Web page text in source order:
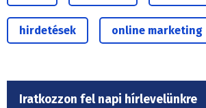
hirdetések online marketing
Iratkozzon fel napi hírlevelünkre